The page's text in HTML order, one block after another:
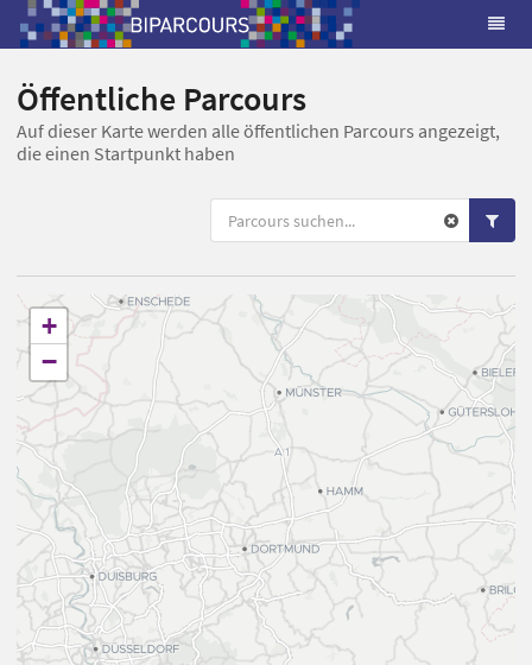
Öffentliche Parcours
Auf dieser Karte werden alle öffentlichen Parcours angezeigt,
die einen Startpunkt haben
+
−